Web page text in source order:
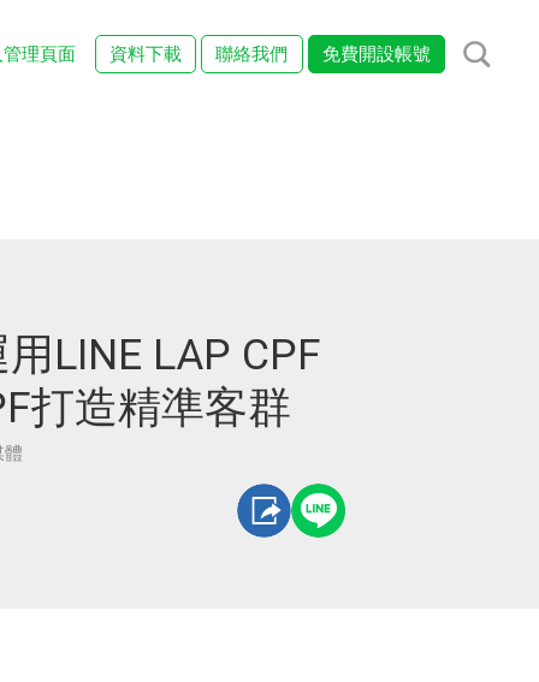
理頁面 資料下載 聯絡我們 免費開設帳號
LINE LAP CPF
打造精準客群
體